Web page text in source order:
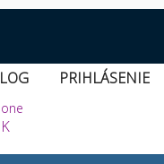
PRIHLÁSENIE